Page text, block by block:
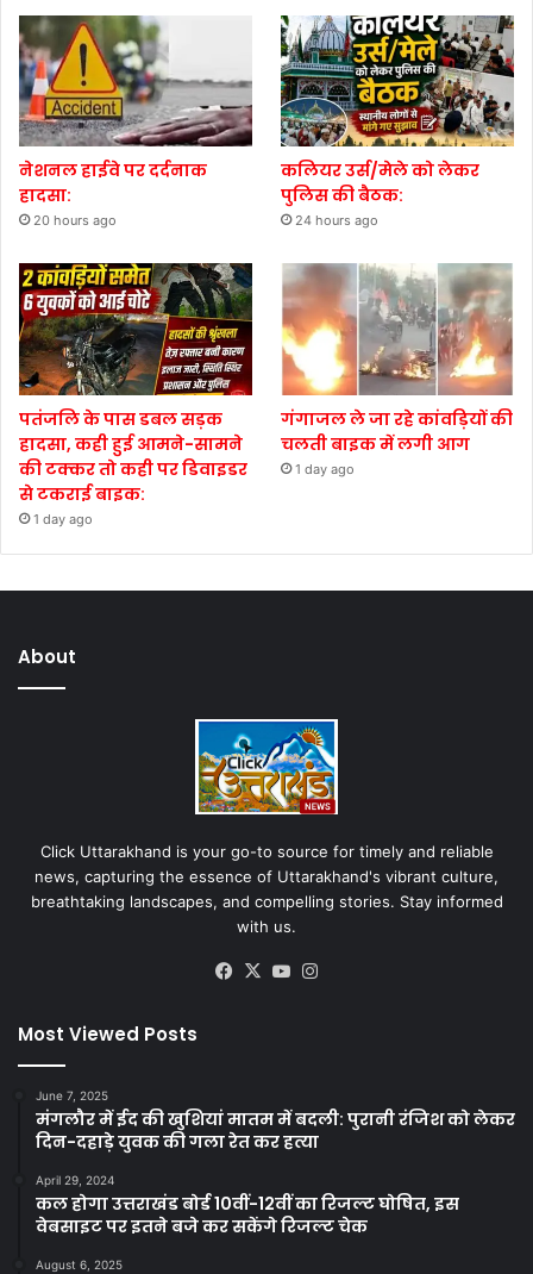
नेशनल हाईवे पर दर्दनाक
हादसा:
20 hours ago
कलियर उर्स/मेले को लेकर
पुलिस की बैठक:
24 hours ago
पतंजलि के पास डबल सड़क
हादसा, कही हुई आमने-सामने
की टक्कर तो कही पर डिवाइडर
से टकराई बाइक:
1 day ago
गंगाजल ले जा रहे कांवड़ियों की
चलती बाइक में लगी आग
1 day ago
About
Click Uttarakhand is your go-to source for timely and reliable
news, capturing the essence of Uttarakhand's vibrant culture,
breathtaking landscapes, and compelling stories. Stay informed
with us.
Facebook
X YouTube
Most Viewed Posts
June 7, 2025
मंगलौर में ईद की खुशियां मातम में बदली: पुरानी रंजिश को लेकर
दिन-दहाड़े युवक की गला रेत कर हत्या
April 29, 2024
कल होगा उत्तराखंड बोर्ड 10वीं-12वीं का रिजल्ट घोषित, इस
वेबसाइट पर इतने बजे कर सकेंगे रिजल्ट चेक
August 6, 2025